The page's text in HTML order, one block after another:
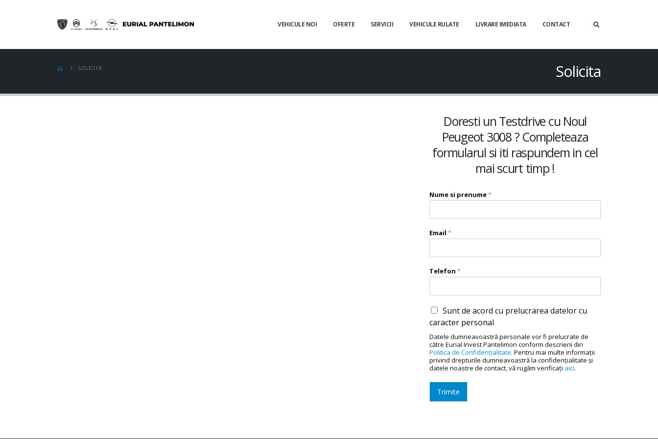
VEHICULE NOI OFERTE SERVICII VEHICULE RULATE LIVRARE IMEDIATA CONTACT
Solicita
SOLICITA
Doresti un Testdrive cu Noul
Peugeot 3008 ? Completeaza
formularul si iti raspundem in cel
mai scurt timp !
Nume si prenume*
Email *
Telefon *
Sunt de acord cu prelucrarea datelor cu
caracter personal
Datele dumneavoastră personale vor fi prelucrate de
către Eurial Invest Pantelimon conform descrierii din
Politica de Confidenţialitate. Pentru mai multe informaţii
privind drepturile dumneavoastră la confidenţialitate şi
datele noastre de contact, vă rugăm verificaţi aici.
Trimite